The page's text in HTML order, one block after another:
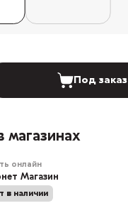
Под заказ
магазинах
онлайн
Магазин
в наличии